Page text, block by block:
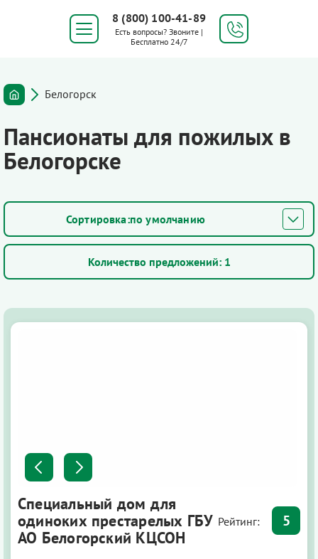
8 (800) 100-41-89
Есть вопросы? Звоните |
Бесплатно 24/7
Белогорск
Пансионаты для пожилых в
Белогорске
по умолчанию
Количество предложений: 1
Специальный дом для
одиноких престарелых ГБУ
АО Белогорский КЦСОН
Рейтинг: 5